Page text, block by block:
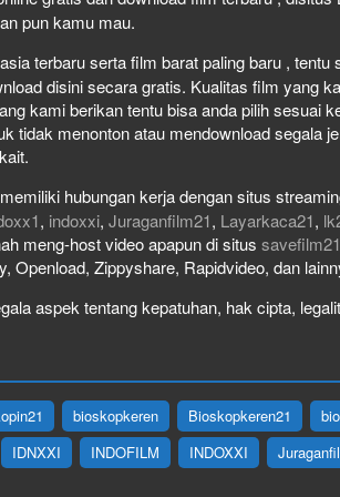
pun kamu mau.
terbaru serta film barat paling baru ,
disini secara gratis. Kualitas film yang
kami berikan tentu bisa anda pilih sesuai
tidak menonton atau mendownload segala
hubungan kerja dengan situs
, indoxxi, Juraganfilm21, Layarkaca21,
meng-host video apapun di situs savefilm21
Openload, Zippyshare, Rapidvideo, dan
aspek tentang kepatuhan, hak cipta,
bioskopkeren Bioskopkeren21
IDNXXI INDOFILM INDOXXI